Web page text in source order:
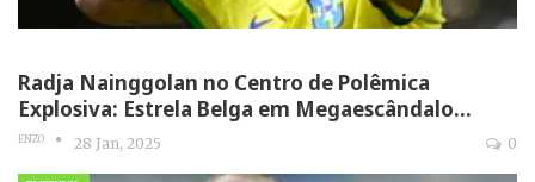
Radja Nainggolan no Centro de Polêmica
Explosiva: Estrela Belga em Megaescândalo…
ENZO 28 Jan, 2025 0